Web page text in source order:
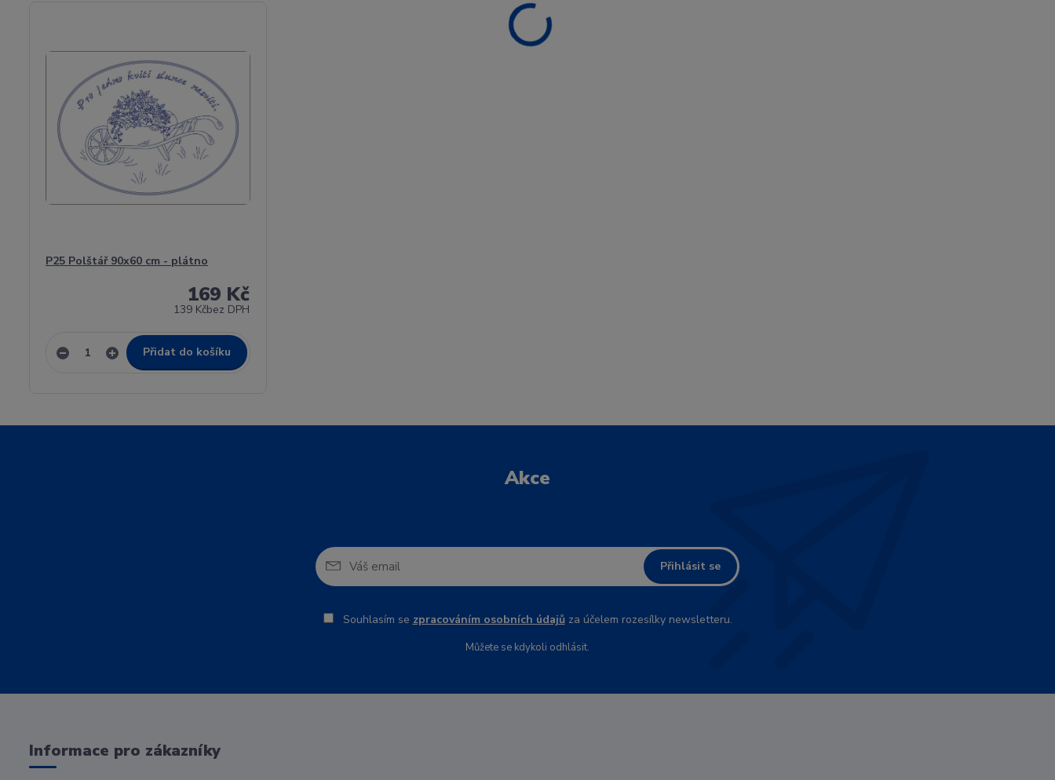
P25 Polštář 90x60 cm - plátno
169 Kč
139 Kčbez DPH
Přidat do košíku
Akce
Přihlásit se
Souhlasím se zpracováním osobních údajůza účelem rozesílky newsletteru.
Můžete se kdykoli odhlásit.
Informace pro zákazníky